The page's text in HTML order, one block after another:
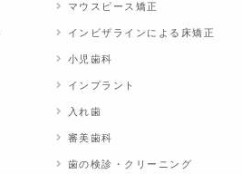
マウスピース矯正
インビザラインによる床矯正
小児歯科
インプラント
入れ歯
審美歯科
歯の検診・クリーニング